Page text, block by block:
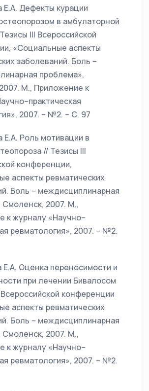
Е.А. Дефекты курации
в амбулаторной
III Всероссийской
«Социальные аспекты
заболеваний. Боль –
проблема»,
М., Приложение к
2007. – №2. – С. 97
Е.А. Роль мотивации в
// Тезисы III
конференции,
аспекты ревматических
Боль – междисциплинарная
Смоленск, 2007. М.,
к журналу «Научно–
ревматология», 2007. – №2.
Е.А. Оценка переносимости и
при лечении Бивалосом
конференции
аспекты ревматических
Боль – междисциплинарная
Смоленск, 2007. М.,
к журналу «Научно–
ревматология», 2007. – №2.